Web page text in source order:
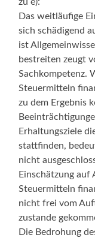
zu e):
Das weitläufige
sich schädigend
ist
bestreiten zeugt
Sachkompetenz.
Steuermitteln
zu dem Ergebnis
Erhaltungsziele
stattfinden,
nicht
Einschätzung auf
Steuermitteln
nicht frei vom
zustande
Die Bedrohung